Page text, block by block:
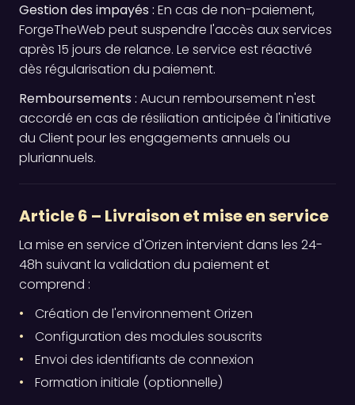
Gestion des impayés : En cas de non-paiement,
ForgeTheWeb peut suspendre l'accès aux services
après 15 jours de relance. Le service est réactivé
dès régularisation du paiement.
Remboursements : Aucun remboursement n'est
accordé en cas de résiliation anticipée à l'initiative
du Client pour les engagements annuels ou
pluriannuels.
Article 6 – Livraison et mise en service
La mise en service d'Orizen intervient dans les 24-
48h suivant la validation du paiement et
comprend :
Création de l'environnement Orizen
Configuration des modules souscrits
Envoi des identifiants de connexion
Formation initiale (optionnelle)